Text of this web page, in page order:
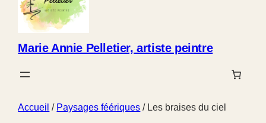
Marie Annie Pelletier, artiste peintre
Accueil / Paysages féériques / Les braises du ciel